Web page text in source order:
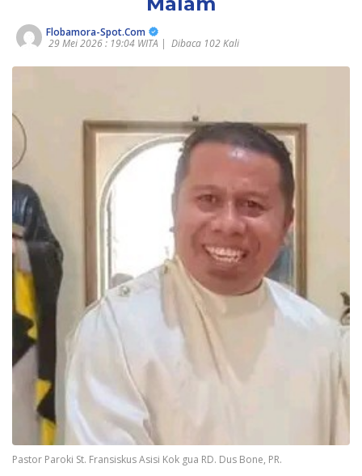
Flobamora-Spot.Com
29 Mei 2026 : 19:04 WITA | Dibaca 102 Kali
Pastor Paroki St. Fransiskus Asisi Kok gua RD. Dus Bone, PR.